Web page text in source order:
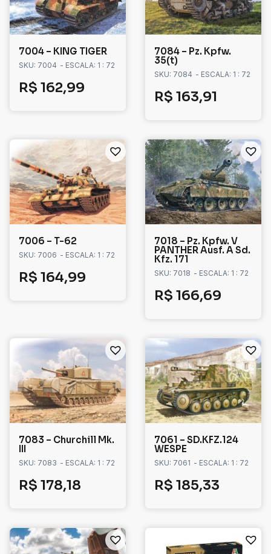
7004 – KING TIGER
SKU: 7004 - ESCALA: 1 : 72
R$ 162,99
7084 – Pz. Kpfw.
35(t)
SKU: 7084 - ESCALA: 1 : 72
R$ 163,91
7006 – T-62
SKU: 7006 - ESCALA: 1 : 72
R$ 164,99
7018 – Pz. Kpfw. V
PANTHER Ausf. A Sd.
Kfz. 171
SKU: 7018 - ESCALA: 1 : 72
R$ 166,69
7083 – Churchill Mk.
SKU: 7083 - ESCALA: 1 : 72
R$ 178,18
7061 – SD.KFZ.124
WESPE
SKU: 7061 - ESCALA: 1 : 72
R$ 185,33